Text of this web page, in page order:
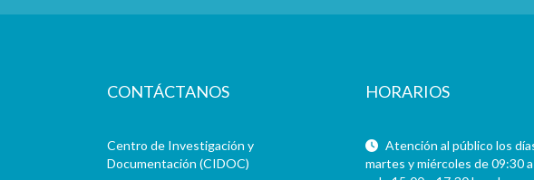
CONTÁCTANOS
Centro de Investigación y
Documentación (CIDOC)
HORARIOS
Atención al público los
martes y miércoles de 09:30